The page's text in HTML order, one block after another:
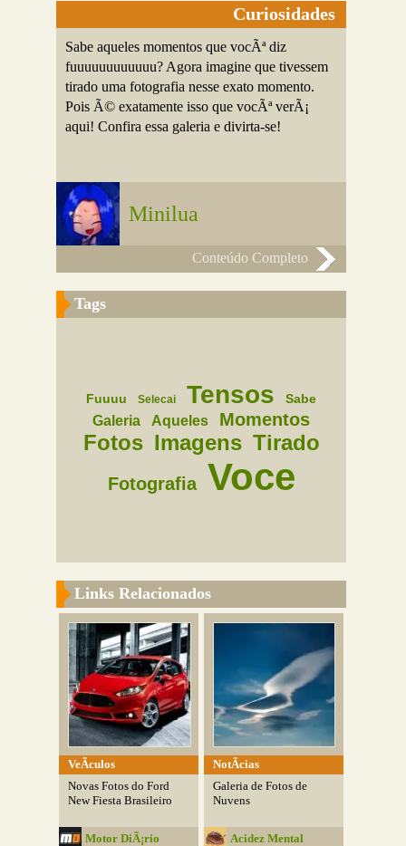
Curiosidades
Sabe aqueles momentos que vocÃª diz
fuuuuuuuuuuuu? Agora imagine que tivessem
tirado uma fotografia nesse exato momento.
Pois Ã© exatamente isso que vocÃª verÃ¡
aqui! Confira essa galeria e divirta-se!
Minilua
Conteúdo Completo
Tags
Fuuuu Selecai Tensos Sabe
Galeria Aqueles Momentos
Fotos Imagens Tirado
Fotografia Voce
Links Relacionados
VeÃ­culos
Novas Fotos do Ford
New Fiesta Brasileiro
Motor DiÃ¡rio
NotÃ­cias
Galeria de Fotos de
Nuvens
Acidez Mental